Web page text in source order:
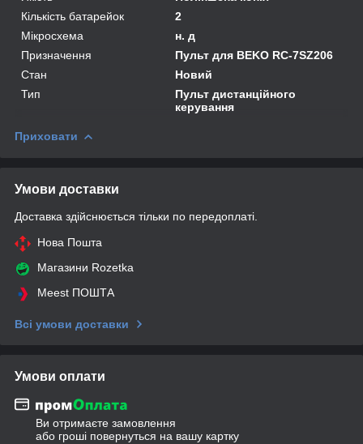
Кількість батарейок
2
Мікросхема
н. д
Призначення
Пульт для BEKO RC-7SZ206
Стан
Новий
Тип
Пульт дистанційного
керування
Приховати
Умови доставки
Доставка здійснюється тільки по передоплаті.
Нова Пошта
Магазини Rozetka
Meest ПОШТА
Всі умови доставки
Умови оплати
Ви отримаєте замовлення
або гроші повернуться на вашу картку